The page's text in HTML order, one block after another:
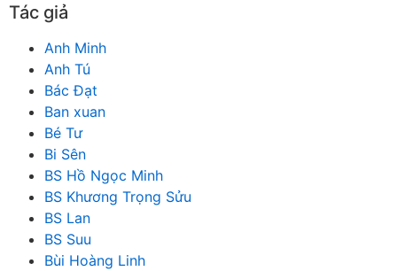
Tác giả
Anh Minh
Anh Tú
Bác Đạt
Ban xuan
Bé Tư
Bi Sên
BS Hồ Ngọc Minh
BS Khương Trọng Sửu
BS Lan
BS Suu
Bùi Hoàng Linh